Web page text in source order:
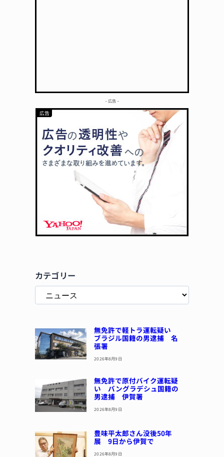
– 広告 –
カテゴリー
無免許で軽トラ運転疑い
ブラジル国籍の男逮捕 名
張署
2026年8月9日
無免許で原付バイク運転疑
い バングラデシュ国籍の
男逮捕 伊賀署
2026年8月9日
豊味平太郎さん没後50年
展 9日から伊賀で
2026年8月9日